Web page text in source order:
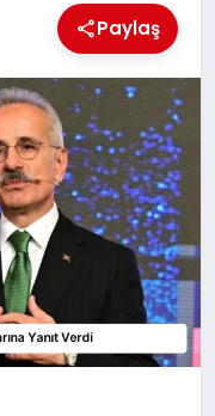
Paylaş